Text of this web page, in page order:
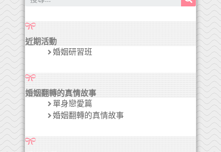
近期活動
婚姻研習班
婚姻翻轉的真情故事
單身戀愛篇
婚姻翻轉的真情故事